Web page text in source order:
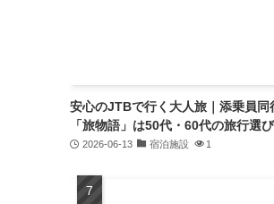
安心のJTBで行く大人旅｜添乗員同
「旅物語」は50代・60代の旅行選
2026-06-13 宿泊施設 1